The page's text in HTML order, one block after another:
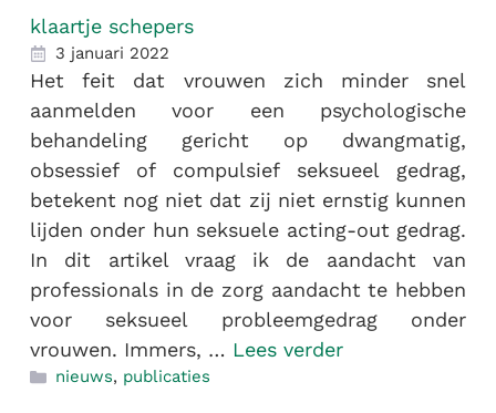
klaartje schepers
3 januari 2022
Het feit dat vrouwen zich minder snel
aanmelden voor een psychologische
behandeling gericht op dwangmatig,
obsessief of compulsief seksueel gedrag,
betekent nog niet dat zij niet ernstig kunnen
lijden onder hun seksuele acting-out gedrag.
In dit artikel vraag ik de aandacht van
professionals in de zorg aandacht te hebben
voor seksueel probleemgedrag onder
vrouwen. Immers, … Lees verder
nieuws, publicaties